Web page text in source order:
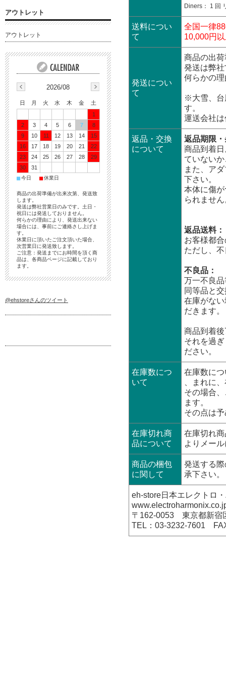
Diners： 1 回
送料につい
て
全国一律
10,000円
発送につい
て
商品の出
発送は弊
何らかの
※大雪、台
す。
運送会社
返品・交換
について
返品期限
商品到着
ていない
また、ア
下さい。
本体に傷
られませ
返品送料：
お客様都
ただし、
不良品：
万一不良
同等品と
在庫がな
だきます。
商品到着
それを過
ださい。
在庫数につ
いて
在庫数に
、まれに
その場合
ます。
その点は
在庫切れ商
品について
在庫切れ
よりメー
商品の梱包
に関して
発送する
承下さい。
eh-store日本エレクトロ
〒162-0053 東京都新宿
TEL：03-3232-7601
アウトレット
アウトレット
2026/08
日 月 火 水 木 金
土
1
2
3 4 5 6 7
8
9
10 11 12 13 14
15
16
17 18 19 20 21
22
23
24 25 26 27 28
29
30
31
■今日 ■休業日
商品の出荷準備が出来次第、発送致
します。
発送は弊社営業日のみです。土日・
祝日には発送しておりません。
何らかの理由により、発送出来ない
場合には、事前にご連絡さし上げま
す。
休業日に頂いたご注文頂いた場合、
次営業日に発送致します。
ご注意：発送までにお時間を頂く商
品は、各商品ページに記載しており
ます。
@ehstoreさんのツイート